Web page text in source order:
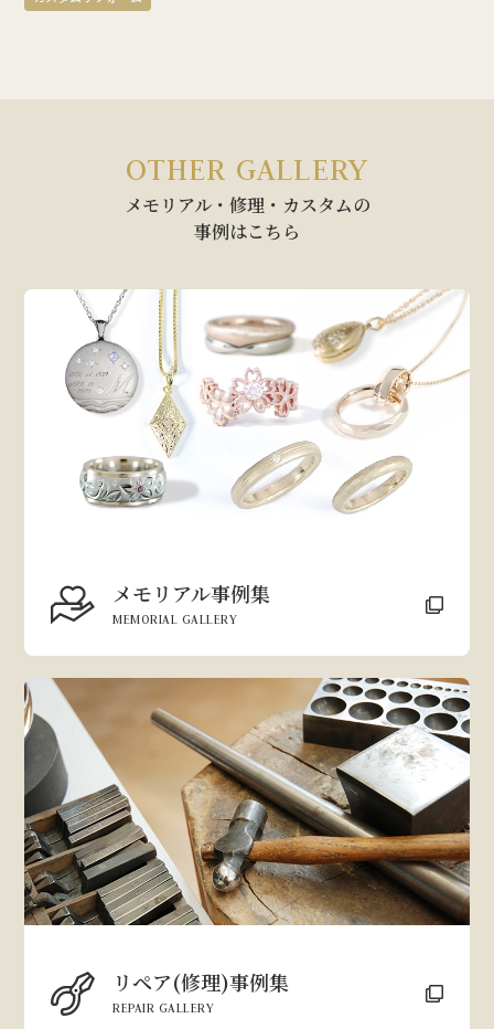
OTHER GALLERY
メモリアル・修理・カスタムの
事例はこちら
メモリアル事例集
MEMORIAL GALLERY
リペア(修理)事例集
REPAIR GALLERY